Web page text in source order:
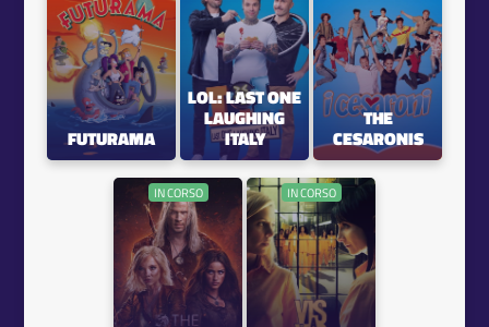
FUTURAMA
LOL: LAST ONE
LAUGHING
ITALY
THE
CESARONIS
IN CORSO IN CORSO